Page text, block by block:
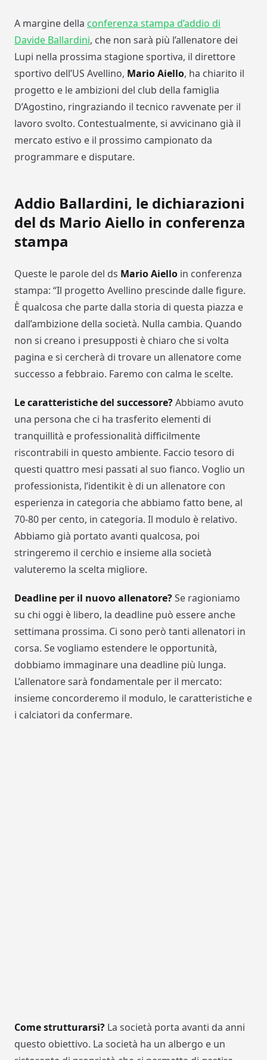
A margine della conferenza stampa d’addio di
Davide Ballardini, che non sarà più l’allenatore dei
Lupi nella prossima stagione sportiva, il direttore
sportivo dell’US Avellino, Mario Aiello, ha chiarito il
progetto e le ambizioni del club della famiglia
D’Agostino, ringraziando il tecnico ravvenate per il
lavoro svolto. Contestualmente, si avvicinano già il
mercato estivo e il prossimo campionato da
programmare e disputare.
Addio Ballardini, le dichiarazioni
del ds Mario Aiello in conferenza
stampa
Queste le parole del ds Mario Aiello in conferenza
stampa: “Il progetto Avellino prescinde dalle figure.
È qualcosa che parte dalla storia di questa piazza e
dall’ambizione della società. Nulla cambia. Quando
non si creano i presupposti è chiaro che si volta
pagina e si cercherà di trovare un allenatore come
successo a febbraio. Faremo con calma le scelte.
Le caratteristiche del successore?Abbiamo avuto
una persona che ci ha trasferito elementi di
tranquillità e professionalità difficilmente
riscontrabili in questo ambiente. Faccio tesoro di
questi quattro mesi passati al suo fianco. Voglio un
professionista, l’identikit è di un allenatore con
esperienza in categoria che abbiamo fatto bene, al
70-80 per cento, in categoria. Il modulo è relativo.
Abbiamo già portato avanti qualcosa, poi
stringeremo il cerchio e insieme alla società
valuteremo la scelta migliore.
Deadline per il nuovo allenatore?Se ragioniamo
su chi oggi è libero, la deadline può essere anche
settimana prossima. Ci sono però tanti allenatori in
corsa. Se vogliamo estendere le opportunità,
dobbiamo immaginare una deadline più lunga.
L’allenatore sarà fondamentale per il mercato:
insieme concorderemo il modulo, le caratteristiche e
i calciatori da confermare.
Come strutturarsi? La società porta avanti da anni
questo obiettivo. La società ha un albergo e un